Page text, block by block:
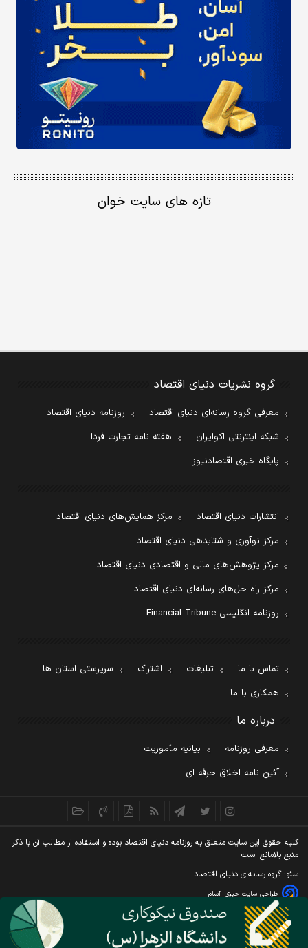
تازه های سایت خوان
گروه نشریات دنیای اقتصاد
معرفی گروه رسانه‌ای دنیای اقتصاد
روزنامه دنیای اقتصاد
شبکه اینترنتی اکوایران
هفته نامه تجارت فردا
پایگاه خبری اقتصادنیوز
انتشارات دنیای اقتصاد
مرکز همایش‌های دنیای اقتصاد
مرکز نوآوری و شتابدهی دنیای اقتصاد
مرکز پژوهش‌های مالی و اقتصادی دنیای اقتصاد
مرکز راه حل‌های رسانه‌ای دنیای اقتصاد
روزنامه انگلیسی Financial Tribune
تماس با ما تبلیغات اشتراک
سرپرستی استان ها
همکاری با ما
درباره ما
معرفی روزنامه
بیانیه مأموریت
آئین نامه اخلاق حرفه ای
کليه حقوق اين سايت متعلق به روزنامه دنيای اقتصاد بوده و استفاده از مطالب آن با ذکر
منبع بلامانع است
سئو: گروه رسانه‌ای دنیای اقتصاد
طراحی سایت خبری آسام